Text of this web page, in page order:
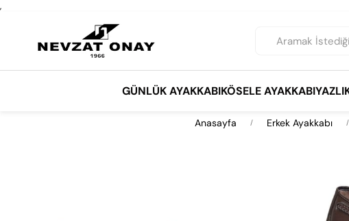
,
GÜNLÜK AYAKKABIKÖSELE AYAKKABI
Anasayfa Erkek Ayakkabı